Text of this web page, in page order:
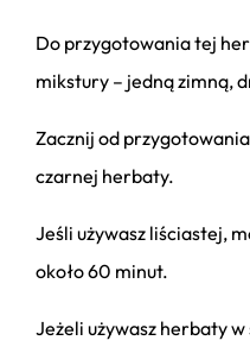
Do przygotowania tej
mikstury – jedną zimną,
Zacznij od
czarnej herbaty.
Jeśli używasz liściastej,
około 60 minut.
Jeżeli używasz herbaty